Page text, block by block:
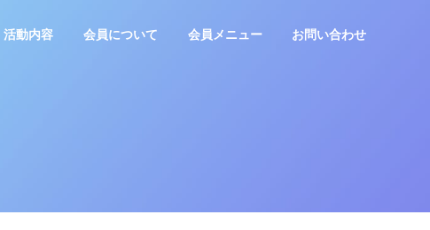
活動内容 会員について 会員メニュー お問い合わせ